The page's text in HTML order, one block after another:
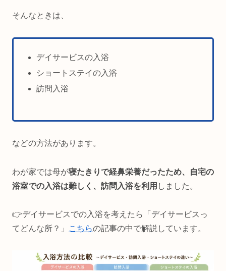
そんなときは、
デイサービスの入浴
ショートステイの入浴
訪問入浴
などの方法があります。
わが家では母が寝たきりで経鼻栄養だったため、自宅の
浴室での入浴は難しく、訪問入浴を利用 しました。
👉️デイサービスでの入浴を考えたら「デイサービスっ
てどんな所？」
こちらの記事の中で解説しています。